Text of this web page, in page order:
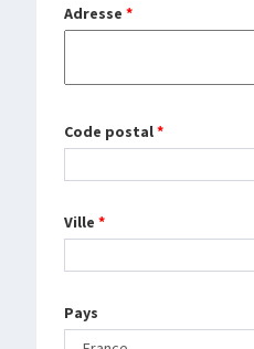
Adresse *
Code postal*
Ville *
Pays